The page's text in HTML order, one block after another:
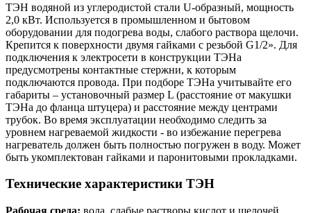
ТЭН водяной из углеродистой стали U-образный, мощность
2,0 кВт. Используется в промышленном и бытовом
оборудовании для подогрева воды, слабого раствора щелочи.
Крепится к поверхности двумя гайками с резьбой G1/2». Для
подключения к электросети в конструкции ТЭНа
предусмотрены контактные стержни, к которым
подключаются провода. При подборе ТЭНа учитывайте его
габариты – установочный размер L (расстояние от макушки
ТЭНа до фланца штуцера) и расстояние между центрами
трубок. Во время эксплуатации необходимо следить за
уровнем нагреваемой жидкости - во избежание перегрева
нагреватель должен быть полностью погружен в воду. Может
быть укомплектован гайками и паронитовыми прокладками.
Технические характеристики ТЭН